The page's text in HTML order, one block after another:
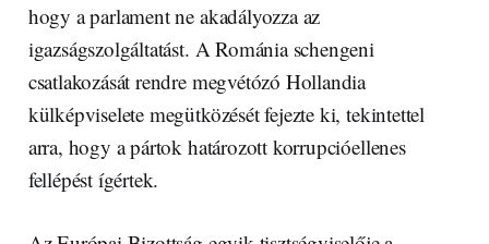
hogy a parlament ne akadályozza az
igazságszolgáltatást. A Románia schengeni
csatlakozását rendre megvétózó Hollandia
külképviselete megütközését fejezte ki, tekintettel
arra, hogy a pártok határozott korrupcióellenes
fellépést ígértek.